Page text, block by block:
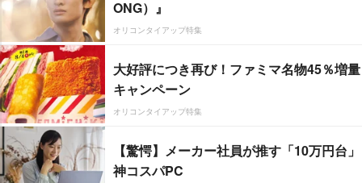
ONG）』
オリコンタイアップ特集
大好評につき再び！ファミマ名物45％増量
キャンペーン
オリコンタイアップ特集
【驚愕】メーカー社員が推す「10万円台」
神コスパPC